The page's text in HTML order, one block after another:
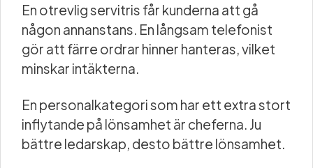
En otrevlig servitris får kunderna att gå
någon annanstans. En långsam telefonist
gör att färre ordrar hinner hanteras, vilket
minskar intäkterna.
En personalkategori som har ett extra stort
inflytande på lönsamhet är cheferna. Ju
bättre ledarskap, desto bättre lönsamhet.